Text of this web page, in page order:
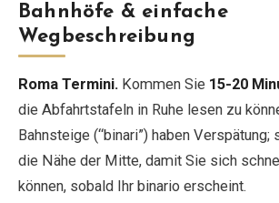
Bahnhöfe & einfache
Wegbeschreibung
Roma Termini. Kommen Sie 15-20
die Abfahrtstafeln in Ruhe lesen zu
Bahnsteige (“binari”) haben
die Nähe der Mitte, damit Sie sich
können, sobald Ihr binario erscheint.